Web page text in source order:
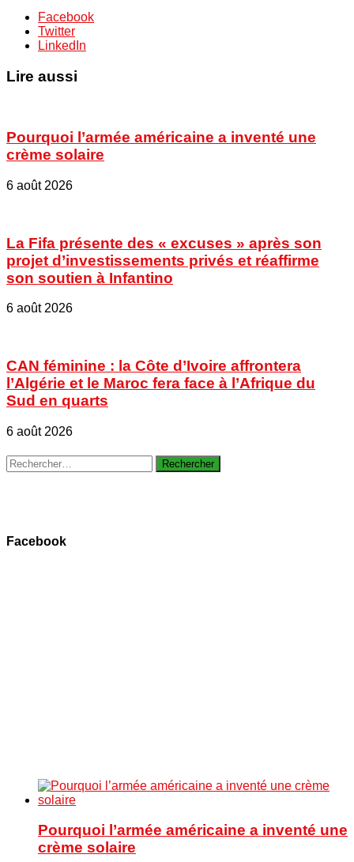
Facebook
Twitter
LinkedIn
Lire aussi
Pourquoi l’armée américaine a inventé une
crème solaire
6 août 2026
La Fifa présente des « excuses » après son
projet d’investissements privés et réaffirme
son soutien à Infantino
6 août 2026
CAN féminine : la Côte d’Ivoire affrontera
l’Algérie et le Maroc fera face à l’Afrique du
Sud en quarts
6 août 2026
Rechercher :
Facebook
Pourquoi l’armée américaine a inventé une
crème solaire